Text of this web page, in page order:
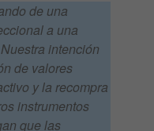
de una
a una
intención
de valores
y la recompra
instrumentos
que las